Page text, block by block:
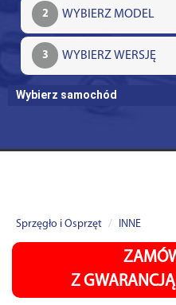
2
3
Wybierz samochód
Sprzęgło i Osprzęt INNE
Z